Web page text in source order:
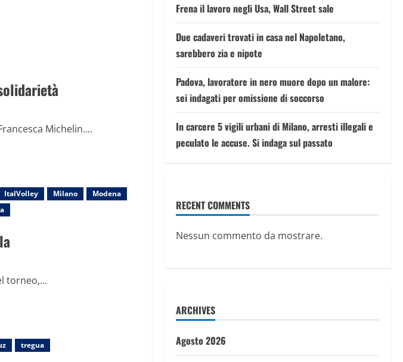
Michelin....
ItalVolley Milano
Modena
torneo,...
tregua
Frena il lavoro negli Usa, Wall Street sale
Due cadaveri trovati in casa nel Napoletano,
sarebbero zia e nipote
Padova, lavoratore in nero muore dopo un malore:
sei indagati per omissione di soccorso
In carcere 5 vigili urbani di Milano, arresti illegali e
peculato le accuse. Si indaga sul passato
RECENT COMMENTS
Nessun commento da mostrare.
ARCHIVES
Agosto 2026